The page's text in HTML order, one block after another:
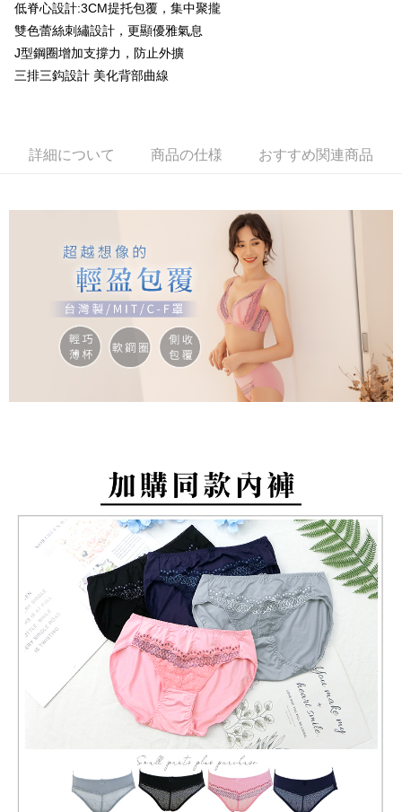
【支払い方法の説明】
1. 分割払いの金額は電信請求書に統合されず、「OP Pay Later」は毎月の
締め日後に支払いリマインダーのSMSを送信します。
2. SMSのリンクを通じて請求書を開いた後、「コンビニバーコード／台湾
大直営店舗／銀行振込／街口支払い／iPASS MONEY」などのチャネルで
って提供され、ユーザーが取引時に本サービスを通じて商品やサービスを
情報（名前、電話または住所を含む）を台湾大哥大に提供し、収集、処理
および利用するために、当社があなた本人と分割請求書に必要な情報の確
認、照合および修正を行います。
3. 完全なユーザーサービス規約については、以下のリンクを参照してくだ
https://oppay.tw/userRule
代金納付期限は最短で 14 日以内ですので、ご注意ください。AFTEE アプ
リをダウンロードして AFTEE 会員になるとお支払い期限を最長 45 日以内
まで延長できます。
わらず、AFTEEで指定された期限内にお支払いください。
1.初回 AFTEEを ご利用の際に、認証結果及び当社の審査の結果に基づ
3.現在、台湾の会員のみご利用いただけます。
三、利用規約「AFTEE代金後払い」（以下当サービスという）はネットプ
ロテクションズ（以下 AFTEE という）が提供し、AFTEEが代金を徴収し
ます。当サービスご利用の際に提供しなければならない個人情報（注文者
の氏名、電話番号、受取人の氏名、電話番号、受取人住所を含むがこれに
限らない）は、AFTEEに渡され当サービスで必要な範囲内で利用されま
す。AFTEEの個人情報の収集、処理、利用について、詳細はAFTEE公式ホ
ームページの『個人情報の収集、処理及び利用に関する声明』をご参照く
ださい（https://aftee.tw/privacypolicy/）。
の同意を得ればAFTEEをご利用いただけます。
個人情報の処理、利用について疑問がある、または関連する法律の権利を
行使したい場合は、ネットプロテクションズcs_tw@netprotections.co.jp
にご連絡ください。上記に示した個人情報を、必要な購入注文書とあわせ
てAFTEEにご提供いただく、またはAFTEEにあなたの個人情報の収集、処
理、利用を許可することににご同意いただけない場合は、当サービスを選
択しないでください。
全家取貨付款
配送毎にNT$80、NT$499以上で送料無料
付款後全家取貨
配送毎にNT$80、NT$799以上で送料無料
配送毎にNT$80、NT$799以上で送料無料
配送毎にNT$80、NT$799以上で送料無料
付款後7-11取貨
配送毎にNT$80、NT$799以上で送料無料
7-11取貨(快速到店)
配送毎にNT$120
國家/地區配送 送料を確認
低脊心設計:3CM提托包覆，集中聚攏
雙色蕾絲刺繡設計，更顯優雅氣息
J型鋼圈增加支撐力，防止外擴
三排三鈎設計 美化背部曲線
詳細について 商品の仕様 おすすめ関連商品